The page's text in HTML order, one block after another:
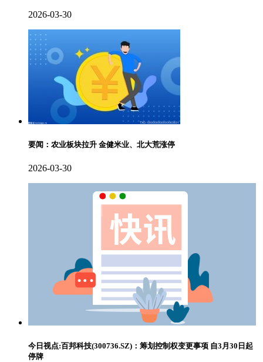
2026-03-30
要闻：农业板块拉升 金健米业、北大荒涨停
2026-03-30
今日视点:百邦科技(300736.SZ)：筹划控制权变更事项 自3月30日起
停牌